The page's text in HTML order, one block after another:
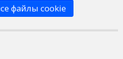
файлы cookie